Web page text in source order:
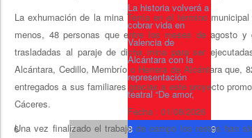
La historia volverá a
cobrar vida en
Valencia de
Alcántara con la
representación
teatral “De amor,
Fecha : 01/08/2026
6
7
8
9
La exhumación de la mina Terría en el término
menos, 48 personas que entre los meses de agosto
trasladadas al paraje de dicha mina para ser
Alcántara, Cedillo, Membrío o Herrera de Alcántara que,
entregados a sus familiares gracias a este proyecto
Cáceres.
Una vez finalizado el trabajo de campo los restos han